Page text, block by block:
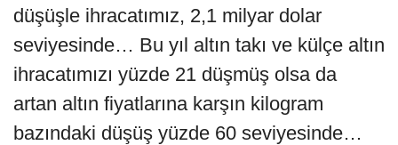
düşüşle ihracatımız, 2,1 milyar dolar
seviyesinde… Bu yıl altın takı ve külçe altın
ihracatımızı yüzde 21 düşmüş olsa da
artan altın fiyatlarına karşın kilogram
bazındaki düşüş yüzde 60 seviyesinde…